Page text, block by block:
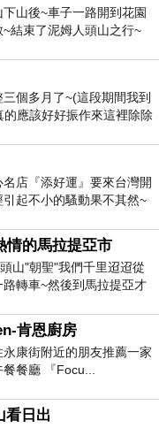
山後~車子一路開到花園
結束了泥姆人頭山之行~
個多月了~(這段期間我到
應該好好振作來這裡除除
店『添好運』要來台灣開
起不小的騷動果不其然~
情的馬拉提亞市
山"朝聖"我們千里迢迢從
轉車~然後到馬拉提亞才
肯恩廚房
康街附近的朋友推薦一家
餐廳 『Focu...
看日出